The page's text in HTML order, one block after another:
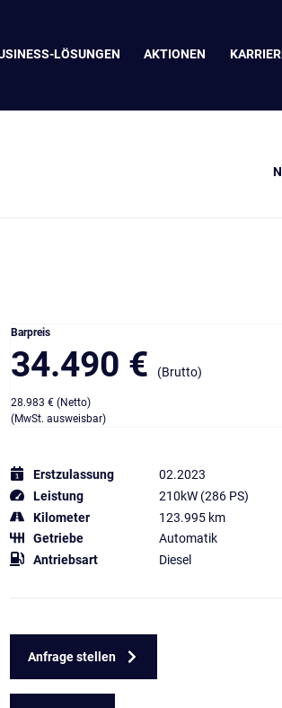
LÖSUNGEN AKTIONEN
Barpreis
34.490 € (Brutto)
28.983 € (Netto)
(MwSt. ausweisbar)
Erstzulassung
02.2023
Leistung
210kW (286 PS)
Kilometer
123.995 km
Getriebe
Automatik
Antriebsart
Diesel
Anfrage stellen